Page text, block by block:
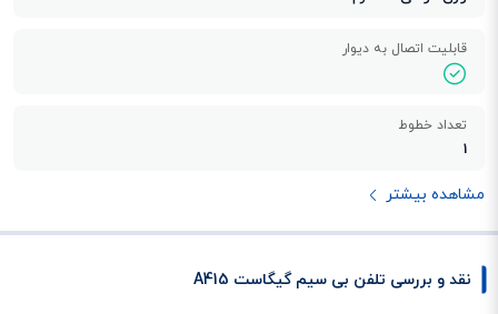
قابلیت اتصال به دیوار
تعداد خطوط
مشاهده بیشتر
نقد و بررسی تلفن بی سیم گیگاست A415